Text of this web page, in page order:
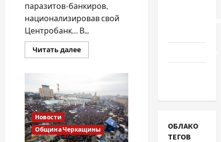
паразитов-банкиров,
национализировав свой
Центробанк… В...
Читать далееПрочитать
больше
отправили
премьер-
министра
под
трибунал
Новости
Община Черкащины
ОБЛАКО
ТЕГОВ